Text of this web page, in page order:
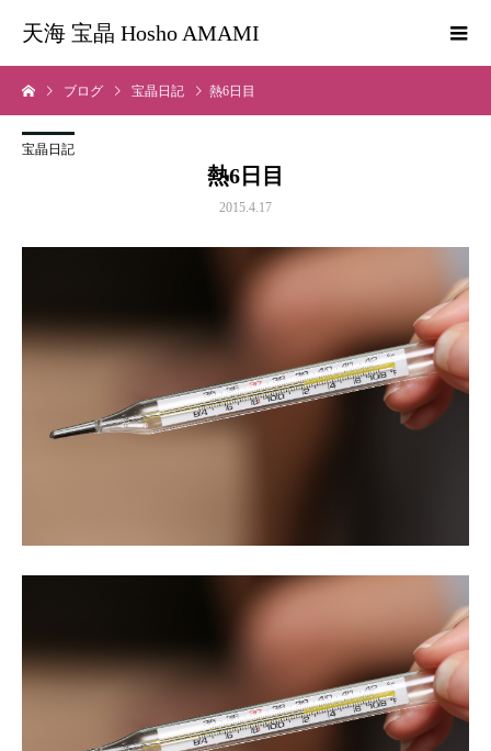
天海 宝晶 Hosho AMAMI
ブログ 宝晶日記 熱6日目
宝晶日記
熱6日目
2015.4.17